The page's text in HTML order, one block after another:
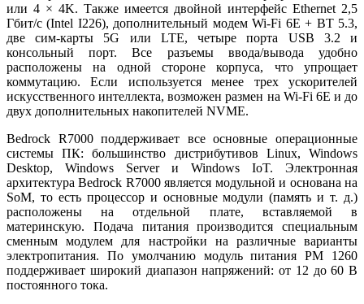
или 4 × 4K. Также имеется двойной интерфейс Ethernet 2,5
Гбит/с (Intel I226), дополнительный модем Wi-Fi 6E + BT 5.3,
две сим-карты 5G или LTE, четыре порта USB 3.2 и
консольный порт. Все разъемы ввода/вывода удобно
расположены на одной стороне корпуса, что упрощает
коммутацию. Если используется менее трех ускорителей
искусственного интеллекта, возможен размен на Wi-Fi 6E и до
двух дополнительных накопителей NVME.
Bedrock R7000 поддерживает все основные операционные
системы ПК: большинство дистрибутивов Linux, Windows
Desktop, Windows Server и Windows IoT. Электронная
архитектура Bedrock R7000 является модульной и основана на
SoM, то есть процессор и основные модули (память и т. д.)
расположены на отдельной плате, вставляемой в
материнскую. Подача питания производится специальным
сменным модулем для настройки на различные варианты
электропитания. По умолчанию модуль питания PM 1260
поддерживает широкий диапазон напряжений: от 12 до 60 В
постоянного тока.